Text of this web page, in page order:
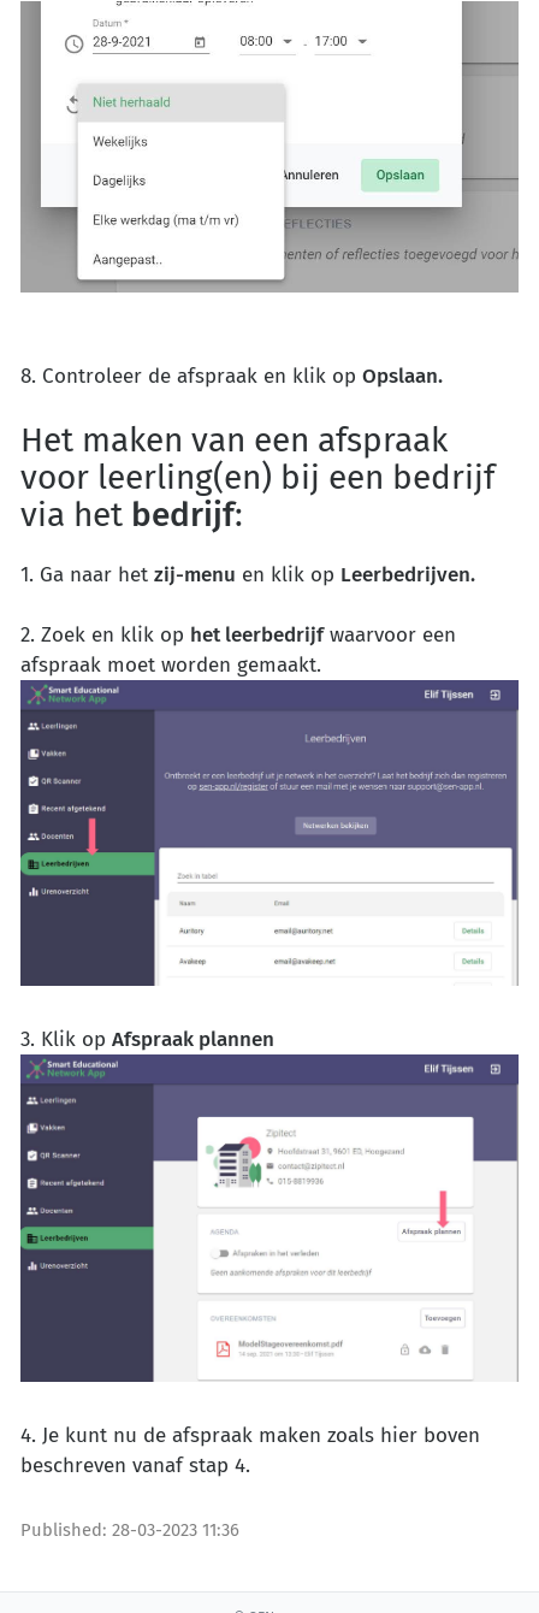
8. Controleer de afspraak en klik op Opslaan.
Het maken van een afspraak
voor leerling(en) bij een bedrijf
via het bedrijf:
1. Ga naar het zij-menu en klik op Leerbedrijven.
2. Zoek en klik op het leerbedrijfwaarvoor een
afspraak moet worden gemaakt.
3. Klik op Afspraak plannen
4. Je kunt nu de afspraak maken zoals hier boven
beschreven vanaf stap 4.
Published: 28-03-2023 11:36